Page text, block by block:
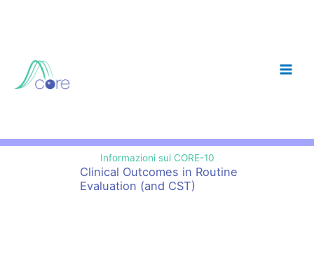
Clinical Outcomes in Routine
Evaluation (and CST)
Informazioni sul CORE-10